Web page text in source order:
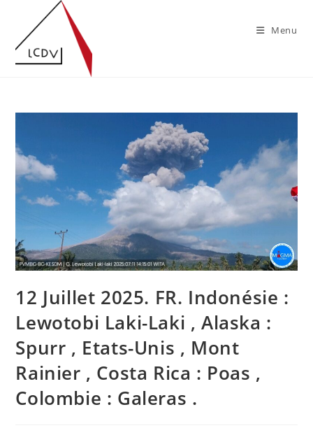
content
Menu
12 Juillet 2025. FR. Indonésie :
Lewotobi Laki-Laki , Alaska :
Spurr , Etats-Unis , Mont
Rainier , Costa Rica : Poas ,
Colombie : Galeras .